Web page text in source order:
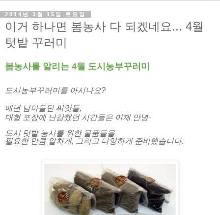
2014년 3월 15일 토요일
이거 하나면 봄농사 다 되겠네요... 4월
텃밭 꾸러미
봄농사를 알리는 4월 도시농부꾸러미
도시농부꾸러미를 아시나요?
매년 남아돌던 씨앗들,
대형 포장에 난감했던 시간들은 이제 안녕-
도시 텃밭 농사를 위한 물품들을
필요한 만큼 알차게, 그리고 다양하게 준비했습니다.